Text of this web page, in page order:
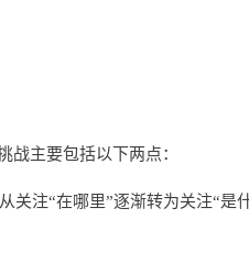
战主要包括以下两点：
关注“在哪里”逐渐转为关注“